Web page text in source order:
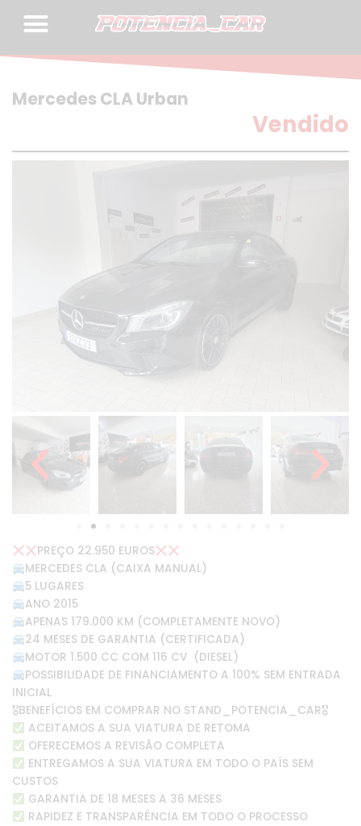
Mercedes CLA Urban
Vendido
PREÇO 22.950 EUROS
MERCEDES CLA (CAIXA MANUAL)
5 LUGARES
ANO 2015
APENAS 179.000 KM (COMPLETAMENTE NOVO)
24 MESES DE GARANTIA (CERTIFICADA)
MOTOR 1.500 CC COM 116 CV (DIESEL)
POSSIBILIDADE DE FINANCIAMENTO A 100% SEM ENTRADA
INICIAL
🎖BENEFÍCIOS EM COMPRAR NO STAND_POTENCIA_CAR🎖
ACEITAMOS A SUA VIATURA DE RETOMA
OFERECEMOS A REVISÃO COMPLETA
ENTREGAMOS A SUA VIATURA EM TODO O PAÍS SEM
CUSTOS
GARANTIA DE 18 MESES A 36 MESES
RAPIDEZ E TRANSPARÊNCIA EM TODO O PROCESSO